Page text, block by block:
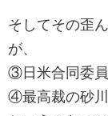
そしてその歪
が、
③日米合同委員
④最高裁の砂